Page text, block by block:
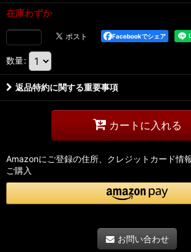
在庫わずか
Facebookでシェア
数量:
返品特約に関する重要事項
カートに入れる
Amazonにご登録の住所、クレジットカード情
ご購入
お問い合わせ